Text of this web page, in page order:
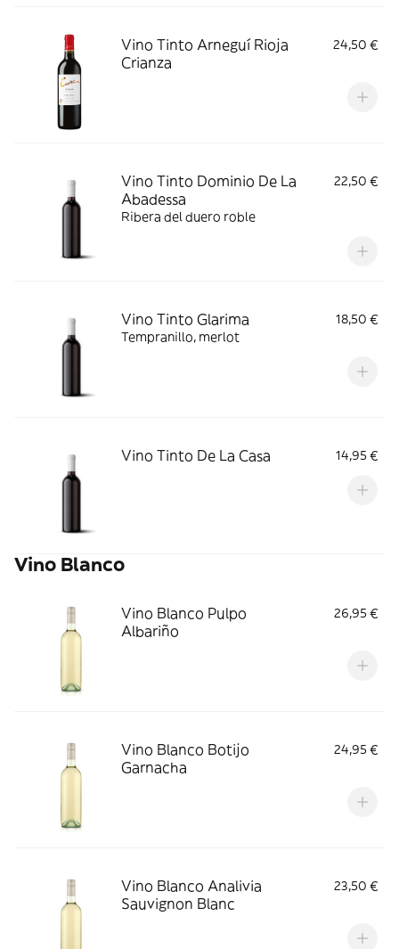
Vino Tinto Arneguí Rioja
Crianza
24,50 €
Vino Tinto Dominio De La
Abadessa
22,50 €
Ribera del duero roble
Vino Tinto Glarima
18,50 €
Tempranillo, merlot
Vino Tinto De La Casa 14,95 €
Vino Blanco
Vino Blanco Pulpo
Albariño
26,95 €
Vino Blanco Botijo
Garnacha
24,95 €
Vino Blanco Analivia
Sauvignon Blanc
23,50 €